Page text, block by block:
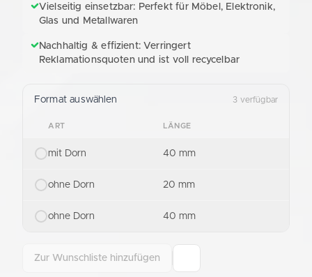
Vielseitig einsetzbar: Perfekt für Möbel, Elektronik,
Glas und Metallwaren
Nachhaltig & effizient: Verringert
Reklamationsquoten und ist voll recycelbar
Format auswählen 3 verfügbar
ART LÄNGE
mit Dorn 40 mm
ohne Dorn 20 mm
ohne Dorn 40 mm
Zur Wunschliste hinzufügen